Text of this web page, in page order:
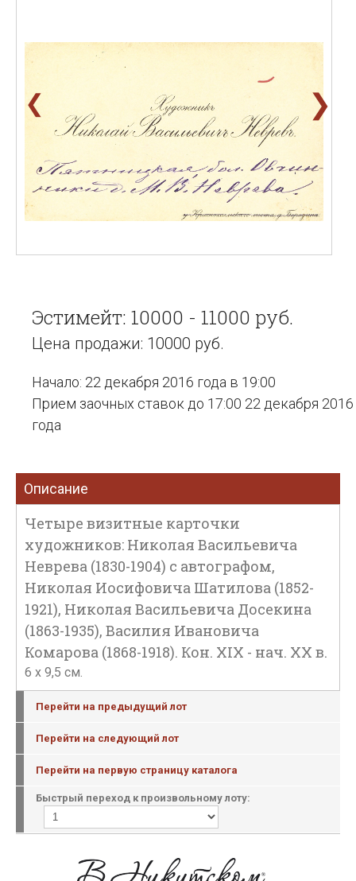
❮ ❯
Эстимейт: 10000 - 11000 руб.
Цена продажи: 10000 руб.
Начало: 22 декабря 2016 года в 19:00
Прием заочных ставок до 17:00 22 декабря 2016
года
Описание
Четыре визитные карточки
художников: Николая Васильевича
Неврева (1830-1904) с автографом,
Николая Иосифовича Шатилова (1852-
1921), Николая Васильевича Досекина
(1863-1935), Василия Ивановича
Комарова (1868-1918). Кон. XIX - нач. ХХ в.
6 х 9,5 см.
Перейти на предыдущий лот
Перейти на следующий лот
Перейти на первую страницу каталога
Быстрый переход к произвольному лоту: